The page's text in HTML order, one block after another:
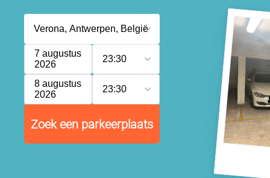
7 augustus
2026
23:30
8 augustus
2026
23:30
Zoek een parkeerplaats